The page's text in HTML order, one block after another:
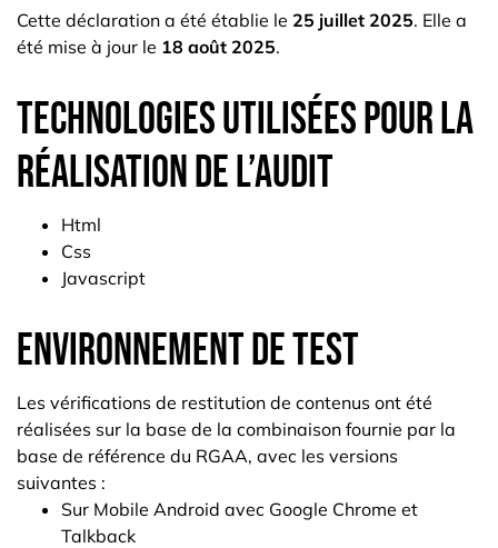
Cette déclaration a été établie le 25 juillet 2025. Elle a
été mise à jour le 18 août 2025.
Technologies utilisées pour la
réalisation de l’audit
Html
Css
Javascript
Environnement de test
Les vérifications de restitution de contenus ont été
réalisées sur la base de la combinaison fournie par la
base de référence du RGAA, avec les versions
suivantes :
Sur Mobile Android avec Google Chrome et
Talkback